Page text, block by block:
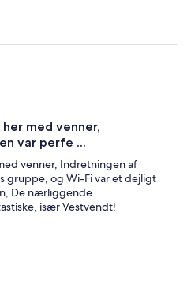
med venner,
var perfe ...
venner, Indretningen af
gruppe, og Wi-Fi var et dejligt
De nærliggende
især Vestvendt!